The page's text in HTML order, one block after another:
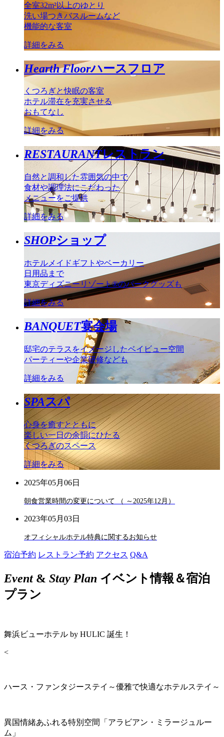
全室32m²以上のゆとり
洗い場つきバスルームなど
機能的な客室
詳細をみる
Hearth Floorハースフロア
くつろぎと快眠の客室
ホテル滞在を充実させる
おもてなし
詳細をみる
RESTAURANTレストラン
自然と調和した雰囲気の中で
食材や調理法にこだわった
メニューをご提供
詳細をみる
SHOPショップ
ホテルメイドギフトやベーカリー
日用品まで
東京ディズニーリゾート®のパークグッズも
詳細をみる
BANQUET宴会場
邸宅のテラスをイメージしたベイビュー空間
パーティーや企業研修なども
詳細をみる
SPAスパ
心身を癒すとともに
楽しい一日の余韻にひたる
くつろぎのスペース
詳細をみる
2025年05月06日
朝食営業時間の変更について （ ～2025年12月）
2023年05月03日
オフィシャルホテル特典に関するお知らせ
宿泊予約 レストラン予約 アクセス Q&A
Event& Stay Plan イベント情報＆宿泊
プラン
舞浜ビューホテル by HULIC 誕生！
<
ハース・ファンタジーステイ～優雅で快適なホテルステイ～
異国情緒あふれる特別空間「アラビアン・ミラージュルー
ム」